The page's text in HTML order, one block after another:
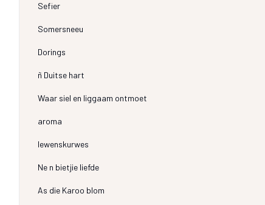
Sefier
Somersneeu
Dorings
ñ Duitse hart
Waar siel en liggaam ontmoet
aroma
lewenskurwes
Ne n bietjie liefde
As die Karoo blom